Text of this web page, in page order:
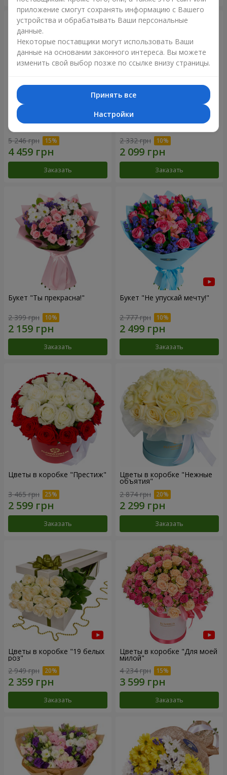
51 белая хризантема
5 246 грн
Заказать
Романтический букет
2 332 грн
Заказать
Букет "Ты прекрасна!"
2 399 грн
Заказать
Букет "Не упускай мечту!"
2 777 грн
Заказать
Цветы в коробке "Престиж"
3 465 грн
Заказать
Цветы в коробке "Нежные
объятия"
2 874 грн
Заказать
Цветы в коробке "19 белых
роз"
2 949 грн
Заказать
Цветы в коробке "Для моей
милой"
4 234 грн
Заказать
приложение смогут сохранять информацию с Вашего
устройства и обрабатывать Ваши персональные
данные.
Некоторые поставщики могут использовать Ваши
данные на основании законного интереса. Вы можете
изменить свой выбор позже по ссылке внизу страницы.
Принять все
Настройки